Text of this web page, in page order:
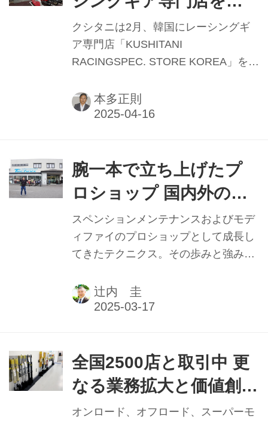
ープン 今後“日本のパッ
ケージ”を各国に展開
クシタニは2月、韓国にレーシングギ
ア専門店「KUSHITANI
RACINGSPEC. STORE KOREA」を開
本多正則
腕一本で立ち上げたプ
ロショップ 国内外の仲
間と成長続ける テクニ
クス／ナイトロンジャ
パン代表取締役 井上浩
伸氏【後編】
スペンションメンテナンスおよびモデ
ィファイのプロショップとして成長し
てきたテクニクス。その歩みと強みに
いた。辻内 圭
全国2500店と取引中 更
なる業務拡大と価値創出
を テクニクス／ナイト
オンロード、オフロード、スーパーモ